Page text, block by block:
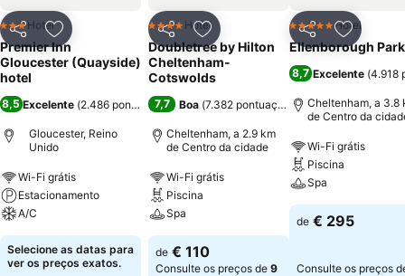
PartilharAdicionar aos favoritos
3 Estrelas
Hotel
Premier Inn
Gloucester (Quayside)
hotel
8,5 Excelente (2.486 pontuações )
Gloucester, Reino
Unido
Wi-Fi grátis
Estacionamento
A/C
Selecione as datas para
ver os preços exatos.
PartilharAdicionar aos favoritos
4 EstrelasHotel
Doubletree by Hilton
Cheltenham-
Cotswolds
7,7 Boa (7.382 pontuações)
Cheltenham, a 2.9 km
de Centro da cidade
Wi-Fi grátis
Piscina
Spa
de € 110
Consulte os preços de 9
Partilhar
5 EstrelasHotel
Ellenborough Park
8,7 Excelente (4.918
Cheltenham, a 3.8
de Centro da
Wi-Fi grátis
Piscina
Spa
de € 295
Consulte os preços